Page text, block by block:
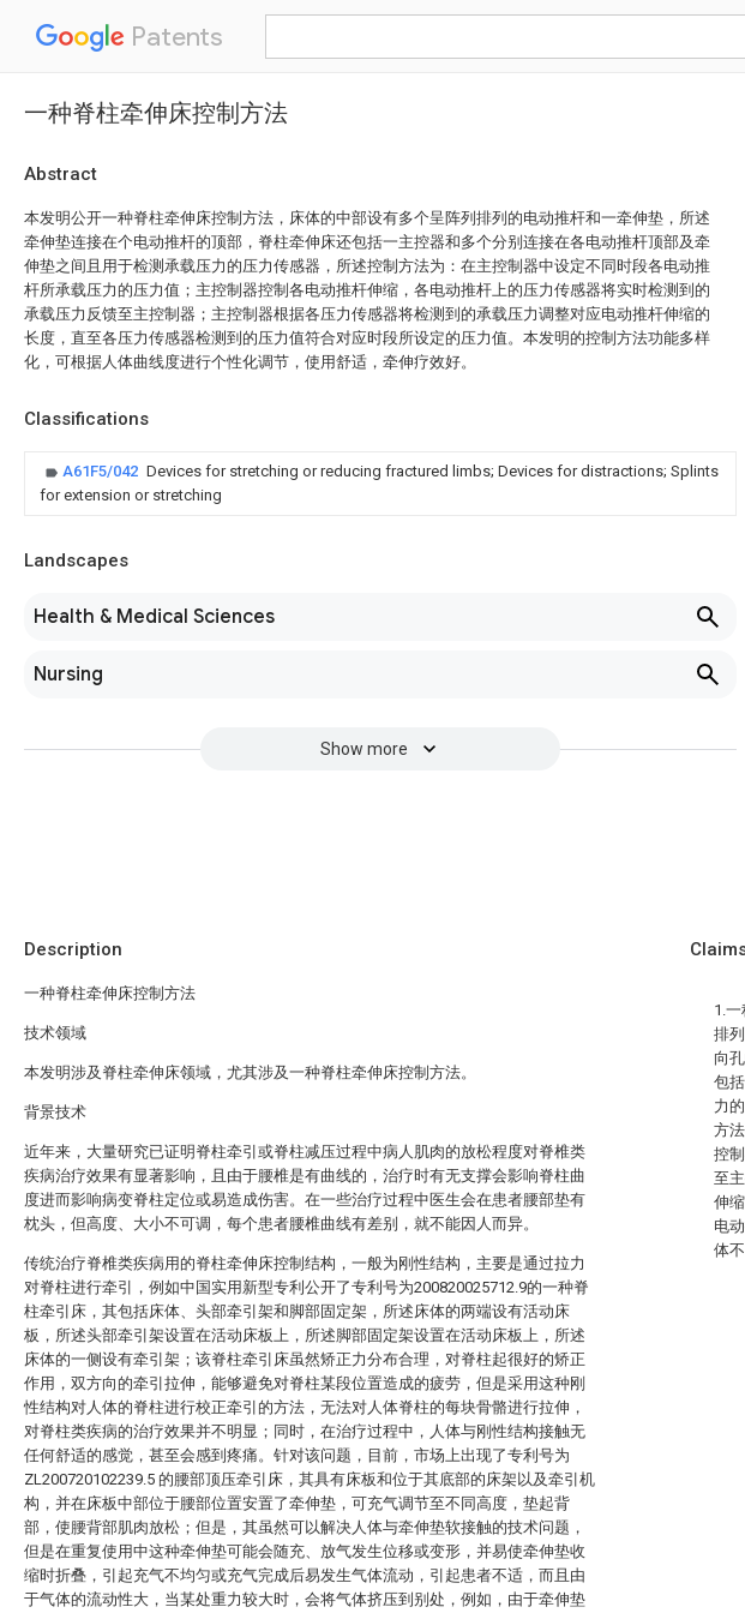
Patents
一种脊柱牵伸床控制方法
Abstract
本发明公开一种脊柱牵伸床控制方法，床体的中部设有多个呈阵列排列的电动推杆和一牵伸垫，所述
牵伸垫连接在个电动推杆的顶部，脊柱牵伸床还包括一主控器和多个分别连接在各电动推杆顶部及牵
伸垫之间且用于检测承载压力的压力传感器，所述控制方法为：在主控制器中设定不同时段各电动推
杆所承载压力的压力值；主控制器控制各电动推杆伸缩，各电动推杆上的压力传感器将实时检测到的
承载压力反馈至主控制器；主控制器根据各压力传感器将检测到的承载压力调整对应电动推杆伸缩的
长度，直至各压力传感器检测到的压力值符合对应时段所设定的压力值。本发明的控制方法功能多样
化，可根据人体曲线度进行个性化调节，使用舒适，牵伸疗效好。
Classifications
A61F5/042 Devices for stretching or reducing fractured limbs; Devices for distractions; Splints
for extension or stretching
Landscapes
Health & Medical Sciences
Nursing
Show more
Description
一种脊柱牵伸床控制方法
技术领域
本发明涉及脊柱牵伸床领域，尤其涉及一种脊柱牵伸床控制方法。
背景技术
近年来，大量研究已证明脊柱牵引或脊柱减压过程中病人肌肉的放松程度对脊椎类
疾病治疗效果有显著影响，且由于腰椎是有曲线的，治疗时有无支撑会影响脊柱曲
度进而影响病变脊柱定位或易造成伤害。在一些治疗过程中医生会在患者腰部垫有
枕头，但高度、大小不可调，每个患者腰椎曲线有差别，就不能因人而异。
传统治疗脊椎类疾病用的脊柱牵伸床控制结构，一般为刚性结构，主要是通过拉力
对脊柱进行牵引，例如中国实用新型专利公开了专利号为200820025712.9的一种脊
柱牵引床，其包括床体、头部牵引架和脚部固定架，所述床体的两端设有活动床
板，所述头部牵引架设置在活动床板上，所述脚部固定架设置在活动床板上，所述
床体的一侧设有牵引架；该脊柱牵引床虽然矫正力分布合理，对脊柱起很好的矫正
作用，双方向的牵引拉伸，能够避免对脊柱某段位置造成的疲劳，但是采用这种刚
性结构对人体的脊柱进行校正牵引的方法，无法对人体脊柱的每块骨骼进行拉伸，
对脊柱类疾病的治疗效果并不明显；同时，在治疗过程中，人体与刚性结构接触无
任何舒适的感觉，甚至会感到疼痛。针对该问题，目前，市场上出现了专利号为
ZL200720102239.5 的腰部顶压牵引床，其具有床板和位于其底部的床架以及牵引机
构，并在床板中部位于腰部位置安置了牵伸垫，可充气调节至不同高度，垫起背
部，使腰背部肌肉放松；但是，其虽然可以解决人体与牵伸垫软接触的技术问题，
但是在重复使用中这种牵伸垫可能会随充、放气发生位移或变形，并易使牵伸垫收
缩时折叠，引起充气不均匀或充气完成后易发生气体流动，引起患者不适，而且由
于气体的流动性大，当某处重力较大时，会将气体挤压到别处，例如，由于牵伸垫
1.
排
向
包
力
方
控
至
伸
电
体